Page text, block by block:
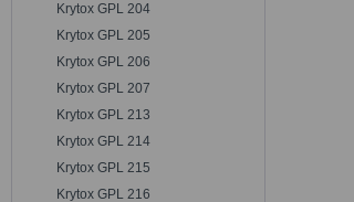
Krytox GPL 204
Krytox GPL 205
Krytox GPL 206
Krytox GPL 207
Krytox GPL 213
Krytox GPL 214
Krytox GPL 215
Krytox GPL 216